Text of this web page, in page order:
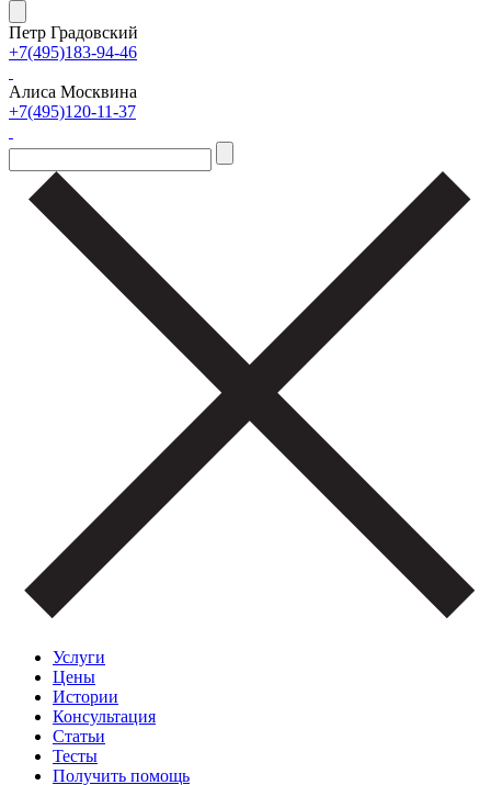
Петр Градовский
+7(495)183-94-46
Алиса Москвина
+7(495)120-11-37
Услуги
Цены
Истории
Консультация
Статьи
Тесты
Получить помощь